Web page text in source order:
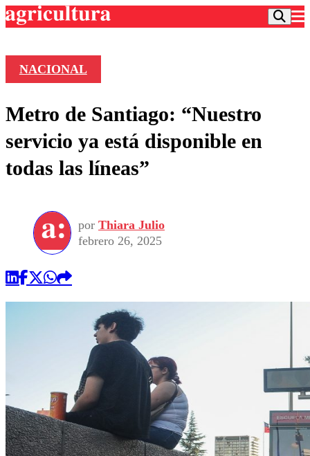
Frecuencias
Agricultura TV
Deportes
Colo Colo
Seleccion Chilena
Torneo Internacional
Universidad de Chile
Entretención
Economía
Internacional
Sustentabilidad
Publicaciones en medios
Opinión
NACIONAL
Metro de Santiago: “Nuestro
servicio ya está disponible en
todas las líneas”
por Thiara Julio
febrero 26, 2025